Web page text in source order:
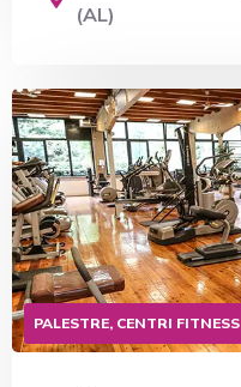
(AL)
PALESTRE, CENTRI FITNESS